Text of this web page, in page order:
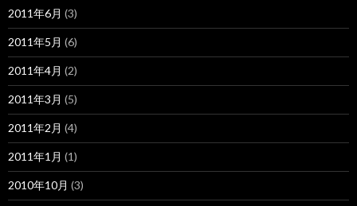
2011年6月 (3)
2011年5月 (6)
2011年4月 (2)
2011年3月 (5)
2011年2月 (4)
2011年1月 (1)
2010年10月 (3)